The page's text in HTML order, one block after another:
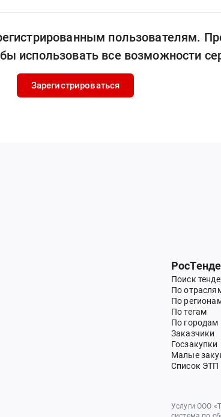
пользователям.
использовать все возможности
Зарегистрироваться
Поиск
По
По
По тегам
По городам
Заказчики
Госзакупки
Малые
Список ЭТП
Услуги ООО